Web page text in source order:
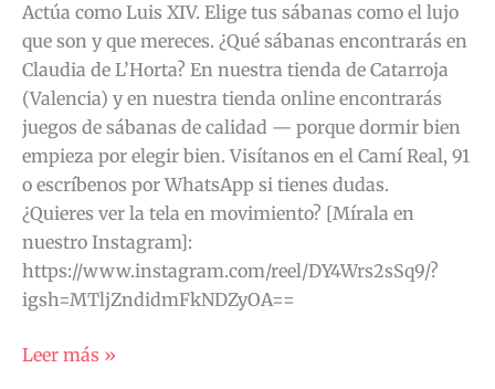
Actúa como Luis XIV. Elige tus sábanas como el lujo
que son y que mereces. ¿Qué sábanas encontrarás en
Claudia de L’Horta? En nuestra tienda de Catarroja
(Valencia) y en nuestra tienda online encontrarás
juegos de sábanas de calidad — porque dormir bien
empieza por elegir bien. Visítanos en el Camí Real, 91
o escríbenos por WhatsApp si tienes dudas.
¿Quieres ver la tela en movimiento? [Mírala en
nuestro Instagram]:
https://www.instagram.com/reel/DY4Wrs2sSq9/?
igsh=MTljZndidmFkNDZyOA==
Leer más »